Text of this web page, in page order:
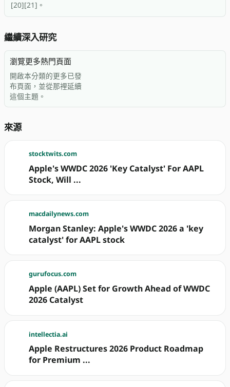
[20][21]。
繼續深入研究
瀏覽更多熱門頁面
開啟本分類的更多已發
布頁面，並從那裡延續
這個主題。
來源
stocktwits.com
Apple's WWDC 2026 'Key Catalyst' For AAPL
Stock, Will ...
macdailynews.com
Morgan Stanley: Apple's WWDC 2026 a 'key
catalyst' for AAPL stock
gurufocus.com
Apple (AAPL) Set for Growth Ahead of WWDC
2026 Catalyst
intellectia.ai
Apple Restructures 2026 Product Roadmap
for Premium ...